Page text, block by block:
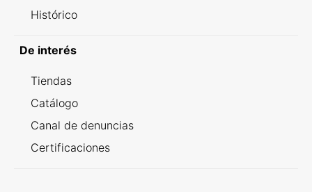
Histórico
De interés
Tiendas
Catálogo
Canal de denuncias
Certificaciones